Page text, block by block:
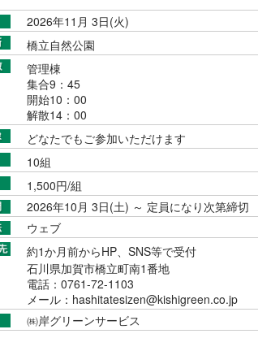
2026年11月 3日(火)
橋立自然公園
管理棟
集合9：45
開始10：00
解散14：00
どなたでもご参加いただけます
10組
1,500円/組
2026年10月 3日(土) ～ 定員になり次第締切
ウェブ
約1か月前からHP、SNS等で受付
石川県加賀市橋立町南1番地
電話：0761-72-1103
メール：hashitatesizen@kishigreen.co.jp
㈱岸グリーンサービス